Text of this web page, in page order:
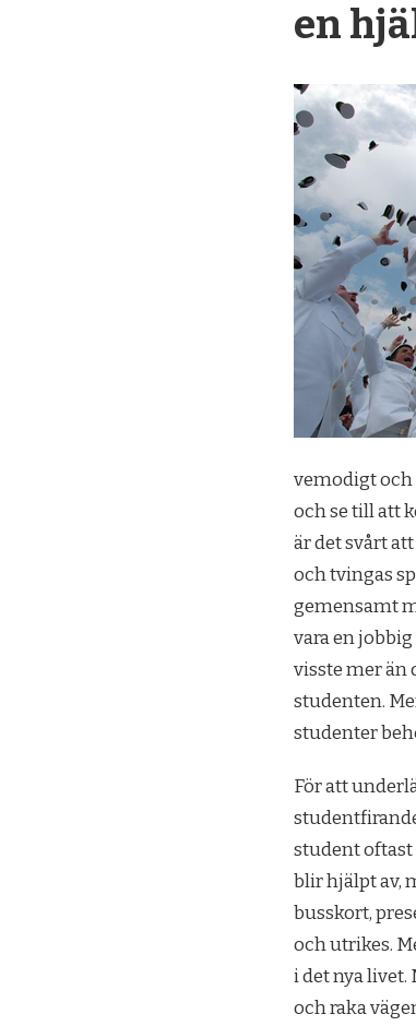
en
vemodigt och
och se till att
är det svårt
och tvingas
gemensamt
vara en
visste mer än
studenten.
studenter
För att
student oftast
blir hjälpt av,
busskort,
och utrikes.
i det nya
och raka